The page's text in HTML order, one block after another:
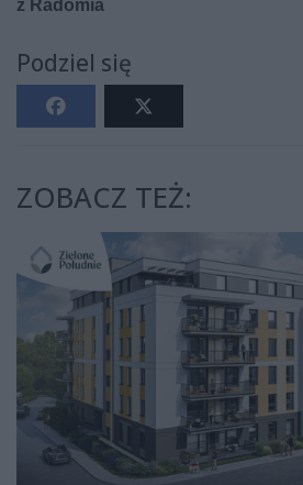
Podziel się
ZOBACZ TEŻ: